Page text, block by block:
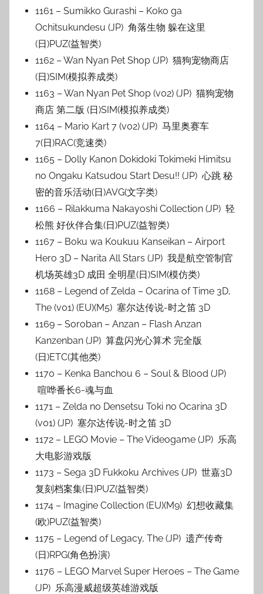
1161 – Sumikko Gurashi – Koko ga
Ochitsukundesu (JP) 角落生物 躲在这里
(日)PUZ(益智类)
1162 – Wan Nyan Pet Shop (JP) 猫狗宠物商店
(日)SIM(模拟养成类)
1163 – Wan Nyan Pet Shop (v02) (JP) 猫狗宠物
商店 第二版 (日)SIM(模拟养成类)
1164 – Mario Kart 7 (v02) (JP) 马里奥赛车
7(日)RAC(竞速类)
1165 – Dolly Kanon Dokidoki Tokimeki Himitsu
no Ongaku Katsudou Start Desu!! (JP) 心跳 秘
密的音乐活动(日)AVG(文字类)
1166 – Rilakkuma Nakayoshi Collection (JP) 轻
松熊 好伙伴合集(日)PUZ(益智类)
1167 – Boku wa Koukuu Kanseikan – Airport
Hero 3D – Narita All Stars (JP) 我是航空管制官
机场英雄3D 成田 全明星(日)SIM(模仿类)
1168 – Legend of Zelda – Ocarina of Time 3D,
The (v01) (EU)(M5) 塞尔达传说-时之笛 3D
1169 – Soroban – Anzan – Flash Anzan
Kanzenban (JP) 算盘闪光心算术 完全版
(日)ETC(其他类)
1170 – Kenka Banchou 6 – Soul & Blood (JP)
喧哗番长6-魂与血
1171 – Zelda no Densetsu Toki no Ocarina 3D
(v01) (JP) 塞尔达传说-时之笛 3D
1172 – LEGO Movie – The Videogame (JP) 乐高
大电影游戏版
1173 – Sega 3D Fukkoku Archives (JP) 世嘉3D
复刻档案集(日)PUZ(益智类)
1174 – Imagine Collection (EU)(M9) 幻想收藏集
(欧)PUZ(益智类)
1175 – Legend of Legacy, The (JP) 遗产传奇
(日)RPG(角色扮演)
1176 – LEGO Marvel Super Heroes – The Game
(JP) 乐高漫威超级英雄游戏版